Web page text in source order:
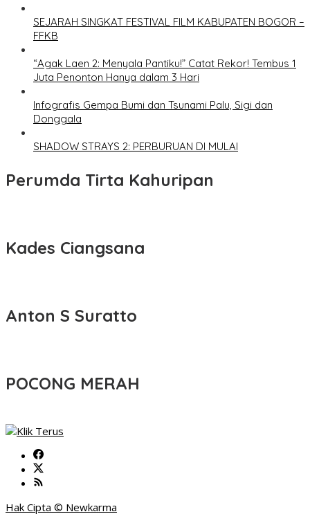
SEJARAH SINGKAT FESTIVAL FILM KABUPATEN BOGOR –
FFKB
“Agak Laen 2: Menyala Pantiku!” Catat Rekor! Tembus 1
Juta Penonton Hanya dalam 3 Hari
Infografis Gempa Bumi dan Tsunami Palu, Sigi dan
Donggala
SHADOW STRAYS 2: PERBURUAN DI MULAI
Perumda Tirta Kahuripan
Kades Ciangsana
Anton S Suratto
POCONG MERAH
Hak Cipta © Newkarma